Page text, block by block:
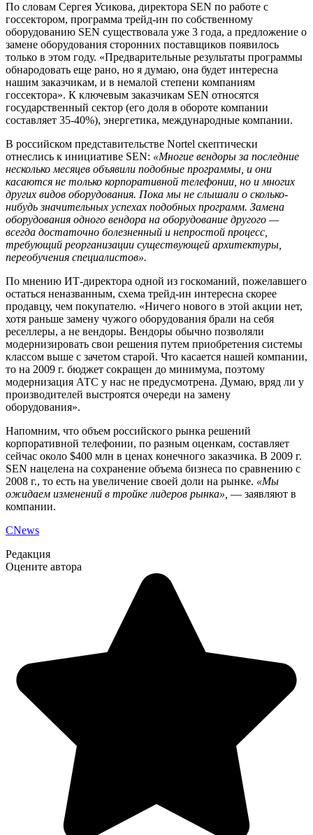
По словам Сергея Усикова, директора SEN по работе с
госсектором, программа трейд-ин по собственному
оборудованию SEN существовала уже 3 года, а предложение о
замене оборудования сторонних поставщиков появилось
только в этом году. «Предварительные результаты программы
обнародовать еще рано, но я думаю, она будет интересна
нашим заказчикам, и в немалой степени компаниям
госсектора». К ключевым заказчикам SEN относятся
государственный сектор (его доля в обороте компании
составляет 35-40%), энергетика, международные компании.
В российском представительстве Nortel скептически
отнеслись к инициативе SEN: «Многие вендоры за последние
несколько месяцев объявили подобные программы, и они
касаются не только корпоративной телефонии, но и многих
других видов оборудования. Пока мы не слышали о сколько-
нибудь значительных успехах подобных программ. Замена
оборудования одного вендора на оборудование другого —
всегда достаточно болезненный и непростой процесс,
требующий реорганизации существующей архитектуры,
переобучения специалистов».
По мнению ИТ-директора одной из госкоманий, пожелавшего
остаться неназванным, схема трейд-ин интересна скорее
продавцу, чем покупателю. «Ничего нового в этой акции нет,
хотя раньше замену чужого оборудования брали на себя
реселлеры, а не вендоры. Вендоры обычно позволяли
модернизировать свои решения путем приобретения системы
классом выше с зачетом старой. Что касается нашей компании,
то на 2009 г. бюджет сокращен до минимума, поэтому
модернизация АТС у нас не предусмотрена. Думаю, вряд ли у
производителей выстроятся очереди на замену
оборудования».
Напомним, что объем российского рынка решений
корпоративной телефонии, по разным оценкам, составляет
сейчас около $400 млн в ценах конечного заказчика. В 2009 г.
SEN нацелена на сохранение объема бизнеса по сравнению с
2008 г., то есть на увеличение своей доли на рынке. «Мы
ожидаем изменений в тройке лидеров рынка», — заявляют в
компании.
CNews
Редакция
Оцените автора